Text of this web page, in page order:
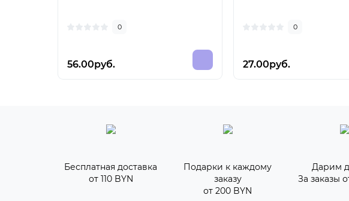
0
56.00руб.
0
27.00руб.
Бесплатная доставка
от 110 BYN
Подарки к каждому
заказу
от 200 BYN
Дарим
За заказы